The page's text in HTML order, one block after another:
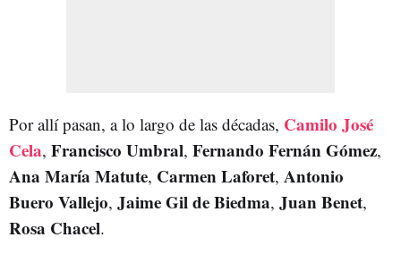
Por allí pasan, a lo largo de las décadas, Camilo José
Cela, Francisco Umbral, Fernando Fernán Gómez,
Ana María Matute, Carmen Laforet, Antonio
Buero Vallejo, Jaime Gil de Biedma, Juan Benet,
Rosa Chacel.